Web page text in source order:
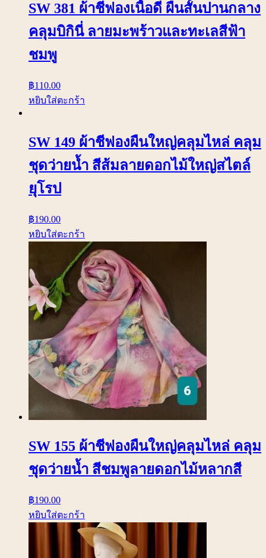
SW 381 ผ้าชีฟองเนื้อดี ผืนสั้นปานกลาง
คลุมบิกินี่ ลายมะพร้าวและทะเลสีฟ้า
ชมพู
฿110.00
หยิบใส่ตะกร้า
SW 149 ผ้าชีฟองผืนใหญ่คลุมไหล่ คลุม
ชุดว่ายน้ำ สีส้มลายดอกไม้ใหญ่สไตล์
ยุโรป
฿190.00
หยิบใส่ตะกร้า
SW 155 ผ้าชีฟองผืนใหญ่คลุมไหล่ คลุม
ชุดว่ายน้ำ สีชมพูลายดอกไม้หลากสี
฿190.00
หยิบใส่ตะกร้า